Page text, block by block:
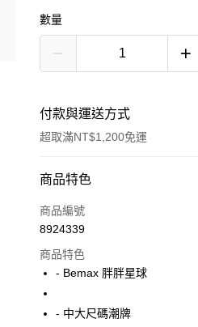
數量
付款與運送方式
超取滿NT$1,200免運
付款方式
信用卡一次付款
LINE Pay
Apple Pay
商品特色
商品編號
8924339
商品特色
- Bemax 胖胖星球
- 中大尺碼潮牌